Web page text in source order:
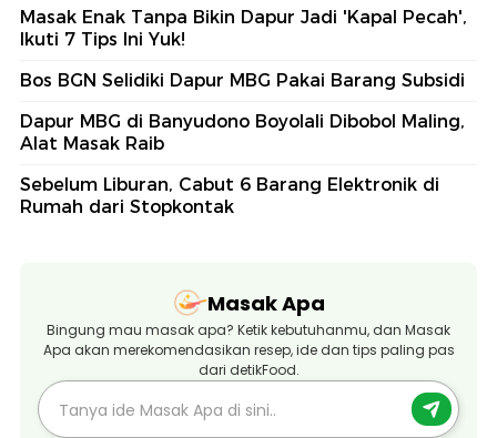
Masak Enak Tanpa Bikin Dapur Jadi 'Kapal Pecah',
Ikuti 7 Tips Ini Yuk!
Bos BGN Selidiki Dapur MBG Pakai Barang Subsidi
Dapur MBG di Banyudono Boyolali Dibobol Maling,
Alat Masak Raib
Sebelum Liburan, Cabut 6 Barang Elektronik di
Rumah dari Stopkontak
Masak Apa
Bingung mau masak apa? Ketik kebutuhanmu, dan Masak
Apa akan merekomendasikan resep, ide dan tips paling pas
dari detikFood.